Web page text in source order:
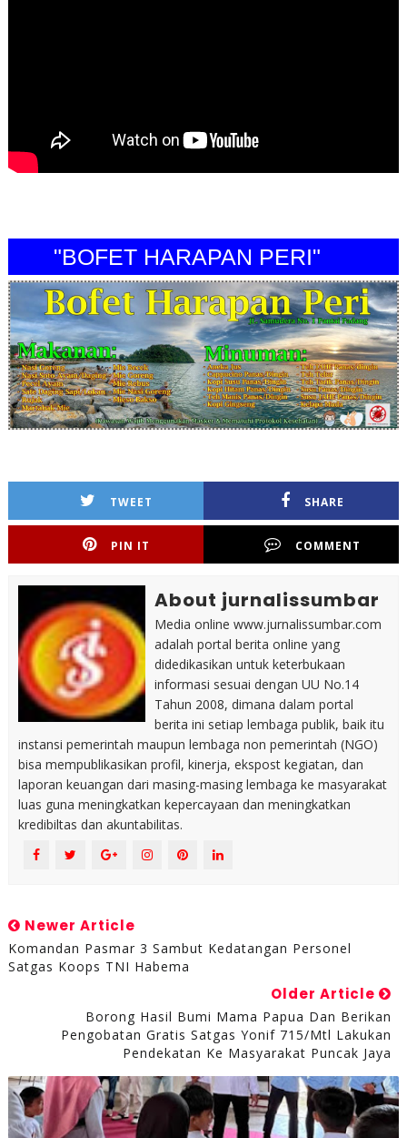
"BOFET HARAPAN PERI"
TWEET SHARE
PIN IT COMMENT
About jurnalissumbar
Media online www.jurnalissumbar.com
adalah portal berita online yang
didedikasikan untuk keterbukaan
informasi sesuai dengan UU No.14
Tahun 2008, dimana dalam portal
berita ini setiap lembaga publik, baik itu
instansi pemerintah maupun lembaga non pemerintah (NGO)
bisa mempublikasikan profil, kinerja, ekspost kegiatan, dan
laporan keuangan dari masing-masing lembaga ke masyarakat
luas guna meningkatkan kepercayaan dan meningkatkan
kredibiltas dan akuntabilitas.
Newer Article
Komandan Pasmar 3 Sambut Kedatangan Personel
Satgas Koops TNI Habema
Older Article
Borong Hasil Bumi Mama Papua Dan Berikan
Pengobatan Gratis Satgas Yonif 715/Mtl Lakukan
Pendekatan Ke Masyarakat Puncak Jaya